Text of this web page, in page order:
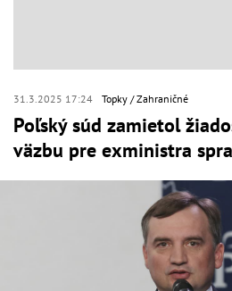
31.3.2025 17:24 Topky Zahraničné
Poľský súd zamietol
väzbu pre exministra